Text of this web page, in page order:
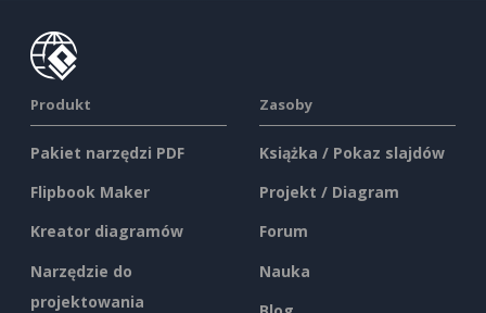
Produkt
Pakiet narzędzi PDF
Flipbook Maker
Kreator diagramów
Narzędzie do
projektowania
Zasoby
Książka / Pokaz slajdów
Projekt / Diagram
Forum
Nauka